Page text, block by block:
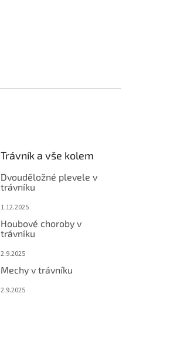
Trávník a vše kolem
Dvouděložné plevele v
trávníku
1.12.2025
Houbové choroby v
trávníku
2.9.2025
Mechy v trávníku
2.9.2025